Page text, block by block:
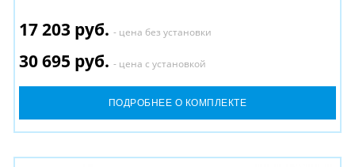
17 203 руб. - цена без установки
30 695 руб. - цена с установкой
ПОДРОБНЕЕ О КОМПЛЕКТЕ